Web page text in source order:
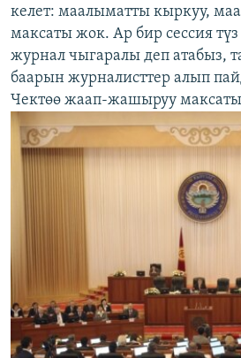
келет: маалыматты кыркуу,
максаты жок. Ар бир сессия түз
журнал чыгаралы деп атабыз,
баарын журналисттер алып
Чектөө жаап-жашыруу